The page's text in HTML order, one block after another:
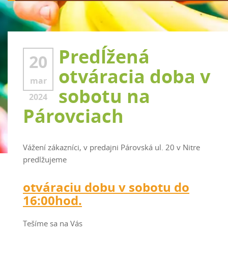
Kontakt
20
mar
2024
Predĺžená
otváracia doba v
sobotu na
Párovciach
Vážení zákazníci, v predajni Párovská ul. 20 v Nitre
predlžujeme
otváraciu dobu v sobotu do
16:00hod.
Tešíme sa na Vás